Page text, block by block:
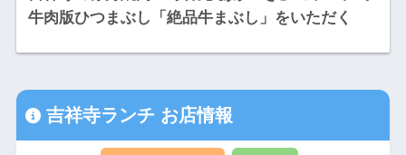
牛肉版ひつまぶし「絶品牛まぶし」をいただく
吉祥寺ランチ お店情報